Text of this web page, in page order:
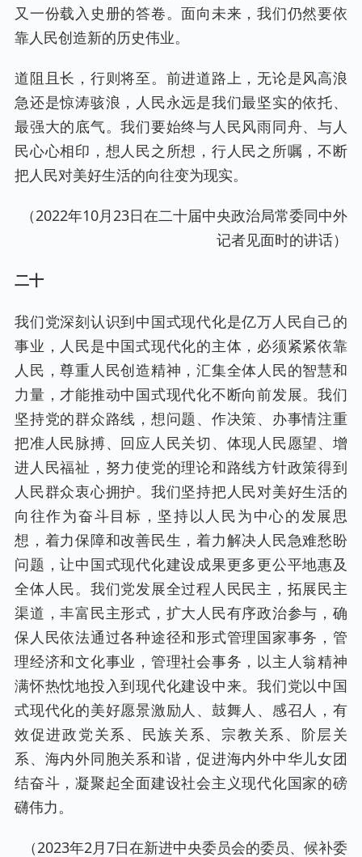
又一份载入史册的答卷。面向未来，我们仍然要依
靠人民创造新的历史伟业。
道阻且长，行则将至。前进道路上，无论是风高浪
急还是惊涛骇浪，人民永远是我们最坚实的依托、
最强大的底气。我们要始终与人民风雨同舟、与人
民心心相印，想人民之所想，行人民之所嘱，不断
把人民对美好生活的向往变为现实。
（2022年10月23日在二十届中央政治局常委同中外
记者见面时的讲话）
二十
我们党深刻认识到中国式现代化是亿万人民自己的
事业，人民是中国式现代化的主体，必须紧紧依靠
人民，尊重人民创造精神，汇集全体人民的智慧和
力量，才能推动中国式现代化不断向前发展。我们
坚持党的群众路线，想问题、作决策、办事情注重
把准人民脉搏、回应人民关切、体现人民愿望、增
进人民福祉，努力使党的理论和路线方针政策得到
人民群众衷心拥护。我们坚持把人民对美好生活的
向往作为奋斗目标，坚持以人民为中心的发展思
想，着力保障和改善民生，着力解决人民急难愁盼
问题，让中国式现代化建设成果更多更公平地惠及
全体人民。我们党发展全过程人民民主，拓展民主
渠道，丰富民主形式，扩大人民有序政治参与，确
保人民依法通过各种途径和形式管理国家事务，管
理经济和文化事业，管理社会事务，以主人翁精神
满怀热忱地投入到现代化建设中来。我们党以中国
式现代化的美好愿景激励人、鼓舞人、感召人，有
效促进政党关系、民族关系、宗教关系、阶层关
系、海内外同胞关系和谐，促进海内外中华儿女团
结奋斗，凝聚起全面建设社会主义现代化国家的磅
礴伟力。
（2023年2月7日在新进中央委员会的委员、候补委